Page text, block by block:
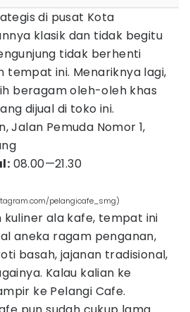
di pusat Kota
klasik dan tidak begitu
tidak berhenti
tempat ini. Menariknya lagi,
beragam oleh-oleh khas
dijual di toko ini.
Jalan Pemuda Nomor 1,
08.00—21.30
pelangicafe_smg)
kuliner ala kafe, tempat ini
aneka ragam penganan,
basah, jajanan tradisional,
Kalau kalian ke
ke Pelangi Cafe.